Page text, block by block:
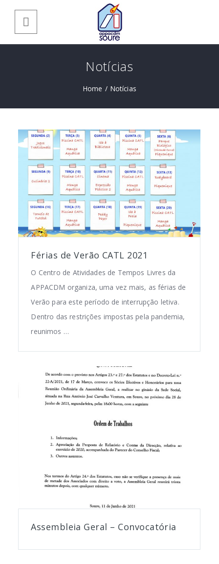
Notícias
Home / Notícias
Férias de Verão CATL 2021
O Centro de Atividades de Tempos Livres da
APPACDM organiza, uma vez mais, as férias de
Verão para este período de interrupção letiva.
Dentro das restrições impostas pela pandemia,
reunimos …
Assembleia Geral – Convocatória